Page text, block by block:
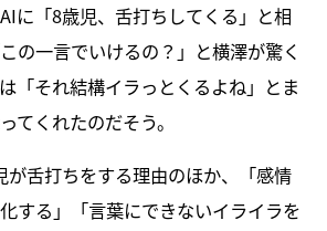
に「8歳児、舌打ちしてくる」と相
の一言でいけるの？」と横澤が驚く
「それ結構イラっとくるよね」とま
てくれたのだそう。
が舌打ちをする理由のほか、「感情
する」「言葉にできないイライラを